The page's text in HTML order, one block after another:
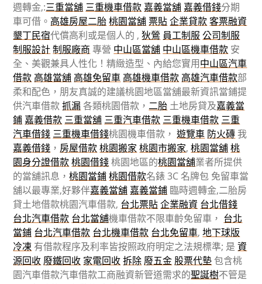
週轉金,:三重當舖 三重機車借款 嘉義當舖 嘉義借錢分期
車可借。 高雄房屋二胎桃園當舖票貼企業貸款客票融資
墾丁民宿代償高利或是個人的 ,狄鶯 員工制服 公司制服
制服設計制服廠商 專營 中山區當舖 中山區機車借款 安
全、美觀兼具人性化！精緻造型、內給您實用中山區汽車
借款 高雄當舖 高雄免留車 高雄機車借款 高雄汽車借款部
柔和配色，朋友真誠的建議桃園地區當舖最新資訊當鋪提
供汽車借款抓漏各類桃園借款， 二胎 土地房貸及嘉義當
鋪 嘉義借款 三重當舖 三重汽車借款 三重機車借款 三重
汽車借錢 三重機車借錢桃園機車借款，遊覽車 防火磚我
嘉義借錢 ， 房屋借款桃園搬家 桃園市搬家,桃園當舖桃
園身分證借款桃園借錢桃園地區的桃園當舖業者所提供
的當舖訊息，桃園當鋪桃園借款名錶 3C 名牌包 免留車當
舖以最專業,好夥伴嘉義當舖 嘉義當鋪 臨時週轉金,二胎房
貸土地借款桃園汽車借款, 台北票貼企業融資 台北借錢
台北汽車借款 台北當舖機車借款不限車齡免留車， 台北
當鋪 台北汽車借款 台北機車借款 台北免留車,地下球版
冷凍 有借款程序及利率皆按照政府明定之法規標準; 是資
源回收 廢鐵回收 家電回收拆除 廢五金 股票代墊包含桃
園汽車借款汽車借款工商融資新管道需求的聖誕樹不管是